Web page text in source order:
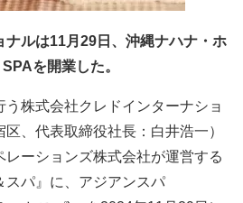
ルは11月29日、沖縄ナハナ・ホ
を開業した。
株式会社クレドインターナショ
、代表取締役社長：白井浩一）
レーションズ株式会社が運営する
スパ』に、アジアンスパ